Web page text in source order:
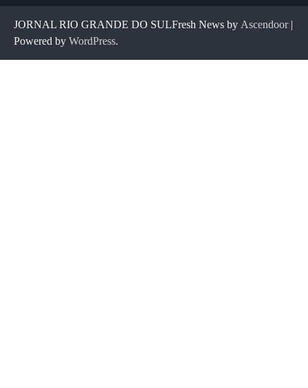
JORNAL RIO GRANDE DO SULFresh News by Ascendoor|
Powered by WordPress.